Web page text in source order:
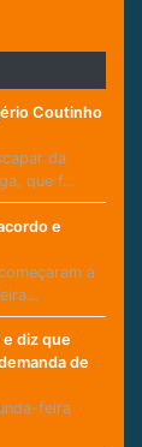
Coutinho
da
que f…
e
a
e diz que
de
feira